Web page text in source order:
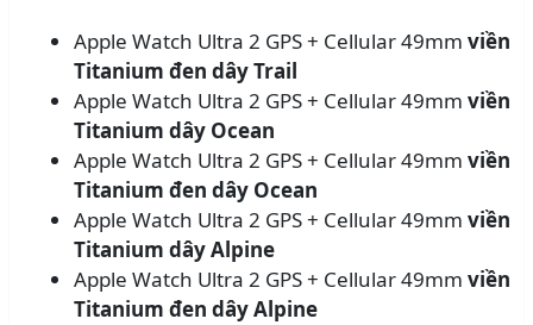
Apple Watch Ultra 2 GPS + Cellular 49mm viền
Titanium đen dây Trail
Apple Watch Ultra 2 GPS + Cellular 49mm viền
Titanium dây Ocean
Apple Watch Ultra 2 GPS + Cellular 49mm viền
Titanium đen dây Ocean
Apple Watch Ultra 2 GPS + Cellular 49mm viền
Titanium dây Alpine
Apple Watch Ultra 2 GPS + Cellular 49mm viền
Titanium đen dây Alpine